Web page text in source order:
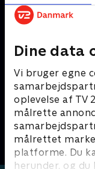
Dine data
Vi bruger egne
oplevelse af TV
målrette
målrettet
platforme. Du
herunder, og
F for får
Børneserier • 5